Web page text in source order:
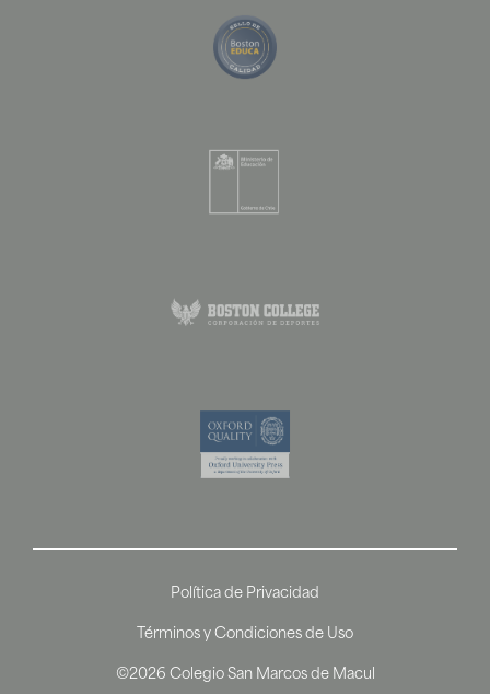
©2026 Colegio San Marcos de Macul
Política de Privacidad
Términos y Condiciones de Uso